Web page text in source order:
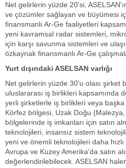
Net gelirlerin yüzde 20'si,
ve çözümler sağlayan ve büyümesi
finansmanlı Ar-Ge faaliyetleri
yeni kavramsal radar sistemleri,
için karşı savunma sistemleri ve
özkaynak finansmanlı Ar-Ge
Yurt dışındaki ASELSAN varlığı
Net gelirlerin yüzde 30'u olası şirket
uluslararası iş birlikleri kapsamında
yerli şirketlerle iş birlikleri veya başka
Körfez bölgesi, Uzak Doğu
bölgelerinde iş imkanları için satın
teknolojileri, insansız sistem
yeni ve önemli teknolojileri daha
Avrupa ve Kuzey Amerika'da satın
değerlendirilebilecek. ASELSAN